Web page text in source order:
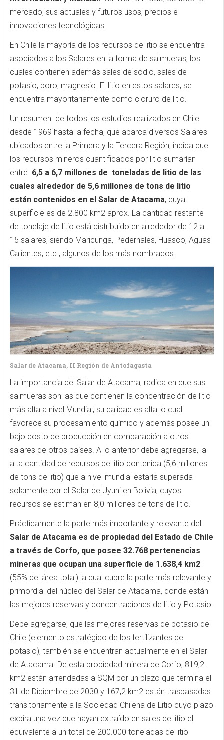
mercado, sus actuales y futuros usos, precios e
innovaciones tecnológicas.
En Chile la mayoría de los recursos de litio se encuentra
asociados a los Salares en la forma de salmueras, los
cuales contienen además sales de sodio, sales de
potasio, boro, magnesio. El litio en estos salares, se
encuentra mayoritariamente como cloruro de litio.
Un resumen de todos los estudios realizados en Chile
desde 1969 hasta la fecha, que abarca diversos Salares
ubicados entre la Primera y la Tercera Región, indica que
los recursos mineros cuantificados por litio sumarían
entre 6,5 a 6,7 millones de toneladas de litio de las
cuales alrededor de 5,6 millones de tons de litio
están contenidos en el Salar de Atacama, cuya
superficie es de 2.800 km2 aprox. La cantidad restante
de tonelaje de litio está distribuido en alrededor de 12 a
15 salares, siendo Maricunga, Pedernales, Huasco, Aguas
Calientes, etc., algunos de los más nombrados.
Salar de Atacama, II Región de Antofagasta
La importancia del Salar de Atacama, radica en que sus
salmueras son las que contienen la concentración de litio
más alta a nivel Mundial, su calidad es alta lo cual
favorece su procesamiento químico y además posee un
bajo costo de producción en comparación a otros
salares de otros países. A lo anterior debe agregarse, la
alta cantidad de recursos de litio contenida (5,6 millones
de tons de litio) que a nivel mundial estaría superada
solamente por el Salar de Uyuni en Bolivia, cuyos
recursos se estiman en 8,0 millones de tons de litio.
Prácticamente la parte más importante y relevante del
Salar de Atacama es de propiedad del Estado de Chile
a través de Corfo, que posee 32.768 pertenencias
mineras que ocupan una superficie de 1.638,4 km2
(55% del área total) la cual cubre la parte más relevante y
primordial del núcleo del Salar de Atacama, donde están
las mejores reservas y concentraciones de litio y Potasio.
Debe agregarse, que las mejores reservas de potasio de
Chile (elemento estratégico de los fertilizantes de
potasio), también se encuentran actualmente en el Salar
de Atacama. De esta propiedad minera de Corfo, 819,2
km2 están arrendadas a SQM por un plazo que termina el
31 de Diciembre de 2030 y 167,2 km2 están traspasadas
transitoriamente a la Sociedad Chilena de Litio cuyo plazo
expira una vez que hayan extraído en sales de litio el
equivalente a un total de 200.000 toneladas de litio